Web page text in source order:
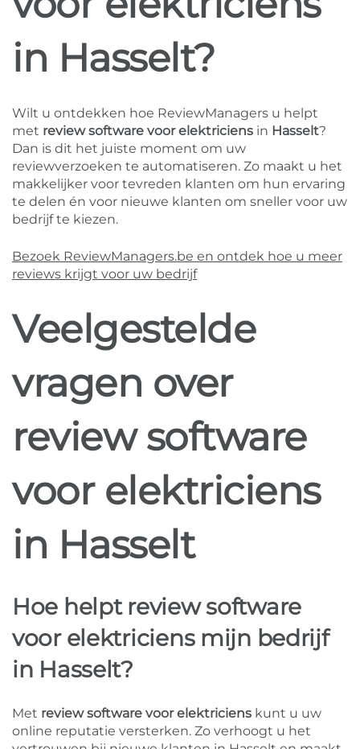
in Hasselt?
Wilt u ontdekken hoe ReviewManagers u helpt
met review software voor elektriciens in Hasselt?
Dan is dit het juiste moment om uw
reviewverzoeken te automatiseren. Zo maakt u het
makkelijker voor tevreden klanten om hun ervaring
te delen én voor nieuwe klanten om sneller voor uw
bedrijf te kiezen.
Bezoek ReviewManagers.be en ontdek hoe u meer
reviews krijgt voor uw bedrijf
Veelgestelde
vragen over
review software
voor elektriciens
in Hasselt
Hoe helpt review software
voor elektriciens mijn bedrijf
in Hasselt?
Met review software voor elektriciens kunt u uw
online reputatie versterken. Zo verhoogt u het